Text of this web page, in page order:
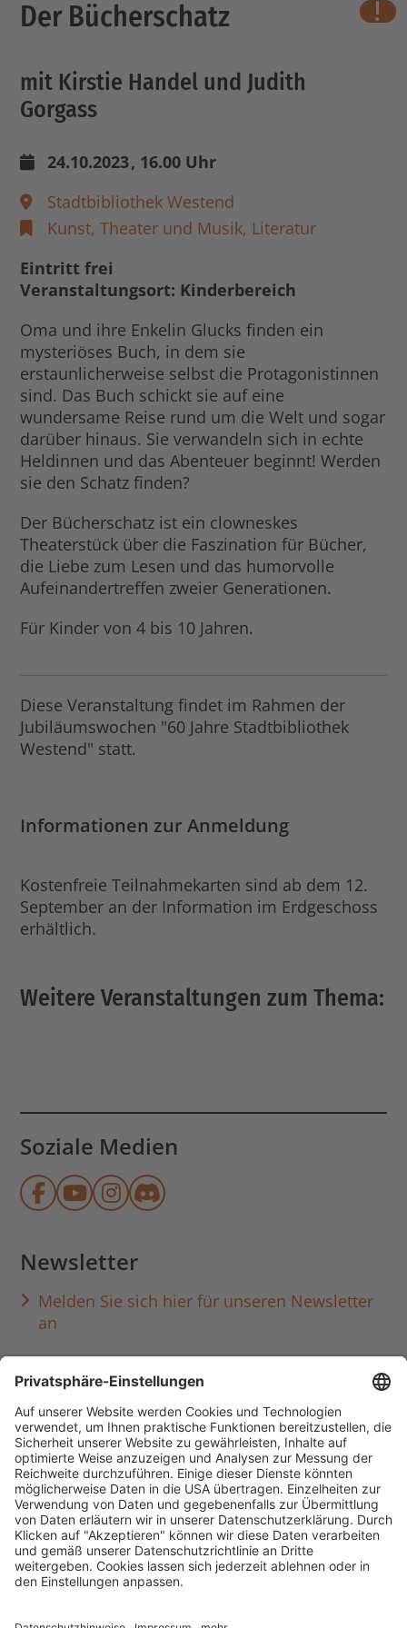
Der Bücherschatz
mit Kirstie Handel und Judith
Gorgass
24.10.2023, 16.00 Uhr
Stadtbibliothek Westend
Kunst, Theater und Musik, Literatur
Eintritt frei
Veranstaltungsort: Kinderbereich
Oma und ihre Enkelin Glucks finden ein
mysteriöses Buch, in dem sie
erstaunlicherweise selbst die Protagonistinnen
sind. Das Buch schickt sie auf eine
wundersame Reise rund um die Welt und sogar
darüber hinaus. Sie verwandeln sich in echte
Heldinnen und das Abenteuer beginnt! Werden
sie den Schatz finden?
Der Bücherschatz ist ein clowneskes
Theaterstück über die Faszination für Bücher,
die Liebe zum Lesen und das humorvolle
Aufeinandertreffen zweier Generationen.
Für Kinder von 4 bis 10 Jahren.
Diese Veranstaltung findet im Rahmen der
Jubiläumswochen "60 Jahre Stadtbibliothek
Westend" statt.
Informationen zur Anmeldung
Kostenfreie Teilnahmekarten sind ab dem 12.
September an der Information im Erdgeschoss
erhältlich.
Weitere Veranstaltungen zum Thema:
Soziale Medien
Münchner Stadtbibliothek auf
Münchner Stadtbibliothek auf
Münchner Stadtbibliothek
Münchner
Newsletter
Melden Sie sich hier für unseren Newsletter
an
Häufig aufgerufen
Standorte & Öffnungszeiten
anmelden & ausleihen
Ausbildung & Karriere
Impressum Datenschutz Barrierefreiheit
literaturportal-bayern.de